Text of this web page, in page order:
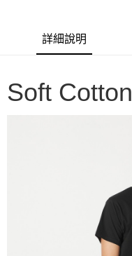
上海商業儲蓄銀行
國泰世華商業銀行
匯豐（台灣）商業銀行
聯邦商業銀行
合作金庫商業銀行
臺灣中小企業銀行
LINE Pay
Google Pay
AFTEE先享後付是「在收到
１．簡單：不需註冊會員、不
２．便利：只要手機號碼，簡
３．安心：先確認商品／服務
【「AFTEE先享後付」結帳流
１．於結帳方式選擇「
每筆NT$100，滿
詳細說明
Soft